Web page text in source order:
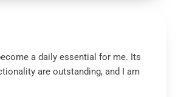
a daily essential for me. Its
are outstanding, and I am